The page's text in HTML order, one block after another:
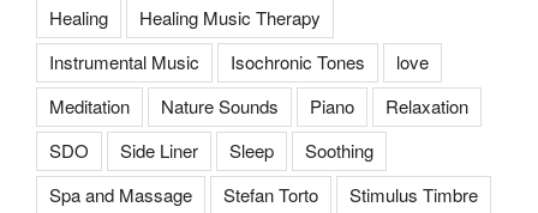
Healing
Healing Music Therapy
Instrumental Music
Isochronic Tones
love
Meditation
Nature Sounds Piano
Relaxation
SDO
Side Liner Sleep
Soothing
Spa and Massage
Stefan Torto
Stimulus Timbre